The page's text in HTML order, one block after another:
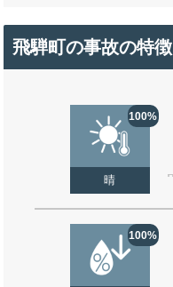
飛騨町の事故の特徴
100%
晴
100%